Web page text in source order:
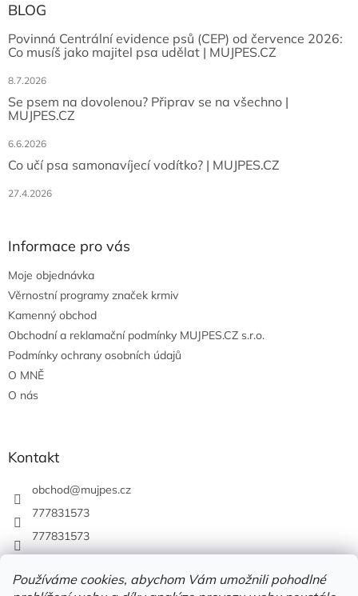
Používáme cookies, abychom Vám umožnili pohodlné
BLOG
Povinná Centrální evidence psů (CEP) od července 2026:
Co musíš jako majitel psa udělat | MUJPES.CZ
8.7.2026
Se psem na dovolenou? Připrav se na všechno |
MUJPES.CZ
6.6.2026
Co učí psa samonavíjecí vodítko? | MUJPES.CZ
27.4.2026
Informace pro vás
Moje objednávka
Věrnostní programy značek krmiv
Kamenný obchod
Obchodní a reklamační podmínky MUJPES.CZ s.r.o.
Podmínky ochrany osobních údajů
O MNĚ
O nás
Kontakt
obchod@mujpes.cz
777831573
777831573